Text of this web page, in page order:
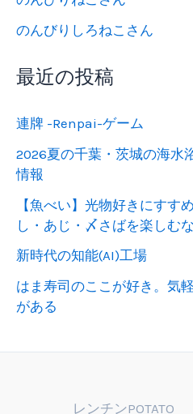
のんびりしろねこさん
最近の投稿
連牌 -Renpai-ゲーム
2026夏の千葉・茨城の海水
情報
【魚べい】光物好きにす
し・あじ・〆さばを楽しむ
新時代の知能(AI)工場
はま寿司のここが好き。気
がある
レンチンPOTATO